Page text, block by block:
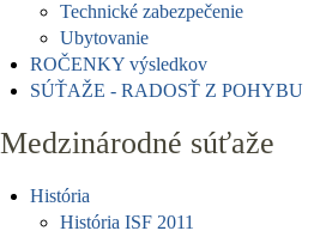
Technické zabezpečenie
Ubytovanie
ROČENKY výsledkov
SÚŤAŽE - RADOSŤ Z POHYBU
Medzinárodné súťaže
História
História ISF 2011